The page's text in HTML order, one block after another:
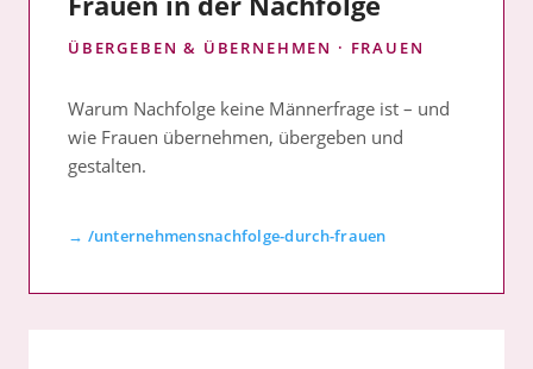
ÜBERGEBEN & ÜBERNEHMEN · FRAUEN
Warum Nachfolge keine Männerfrage ist – und
wie Frauen übernehmen, übergeben und
gestalten.
→ /unternehmensnachfolge-durch-frauen